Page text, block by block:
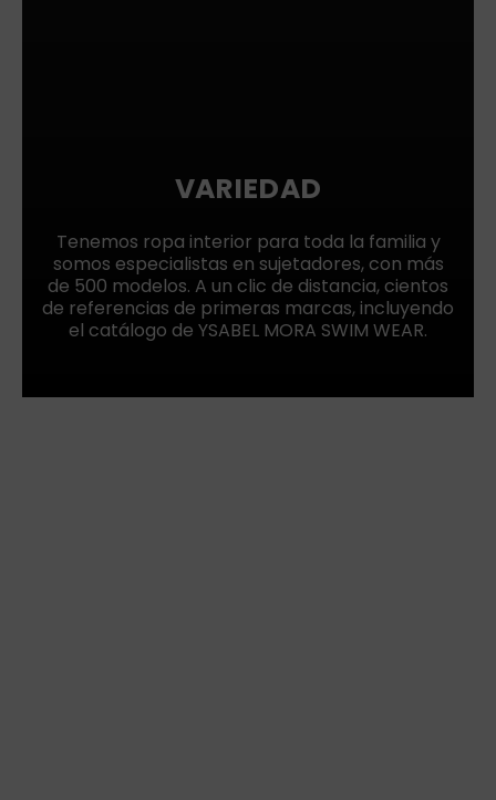
VARIEDAD
Tenemos ropa interior para toda la familia y
somos especialistas en sujetadores, con más
de 500 modelos. A un clic de distancia, cientos
de referencias de primeras marcas, incluyendo
el catálogo de YSABEL MORA SWIM WEAR.